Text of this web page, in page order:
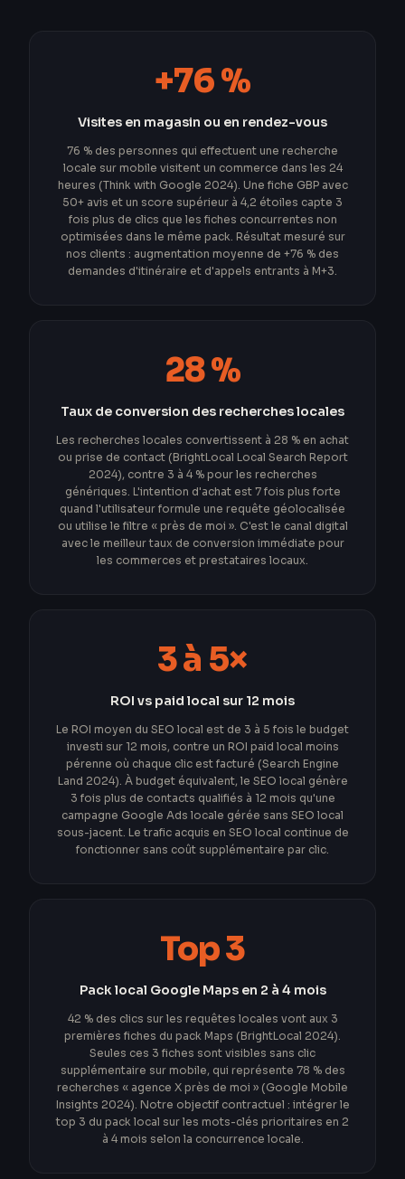
+76 %
Visites en magasin ou en rendez-vous
76 % des personnes qui effectuent une recherche
locale sur mobile visitent un commerce dans les 24
heures (Think with Google 2024). Une fiche GBP avec
50+ avis et un score supérieur à 4,2 étoiles capte 3
fois plus de clics que les fiches concurrentes non
optimisées dans le même pack. Résultat mesuré sur
nos clients : augmentation moyenne de +76 % des
demandes d'itinéraire et d'appels entrants à M+3.
28 %
Taux de conversion des recherches locales
Les recherches locales convertissent à 28 % en achat
ou prise de contact (BrightLocal Local Search Report
2024), contre 3 à 4 % pour les recherches
génériques. L'intention d'achat est 7 fois plus forte
quand l'utilisateur formule une requête géolocalisée
ou utilise le filtre « près de moi ». C'est le canal digital
avec le meilleur taux de conversion immédiate pour
les commerces et prestataires locaux.
3 à 5×
ROI vs paid local sur 12 mois
Le ROI moyen du SEO local est de 3 à 5 fois le budget
investi sur 12 mois, contre un ROI paid local moins
pérenne où chaque clic est facturé (Search Engine
Land 2024). À budget équivalent, le SEO local génère
3 fois plus de contacts qualifiés à 12 mois qu'une
campagne Google Ads locale gérée sans SEO local
sous-jacent. Le trafic acquis en SEO local continue de
fonctionner sans coût supplémentaire par clic.
Top 3
Pack local Google Maps en 2 à 4 mois
42 % des clics sur les requêtes locales vont aux 3
premières fiches du pack Maps (BrightLocal 2024).
Seules ces 3 fiches sont visibles sans clic
supplémentaire sur mobile, qui représente 78 % des
recherches « agence X près de moi » (Google Mobile
Insights 2024). Notre objectif contractuel : intégrer le
top 3 du pack local sur les mots-clés prioritaires en 2
à 4 mois selon la concurrence locale.